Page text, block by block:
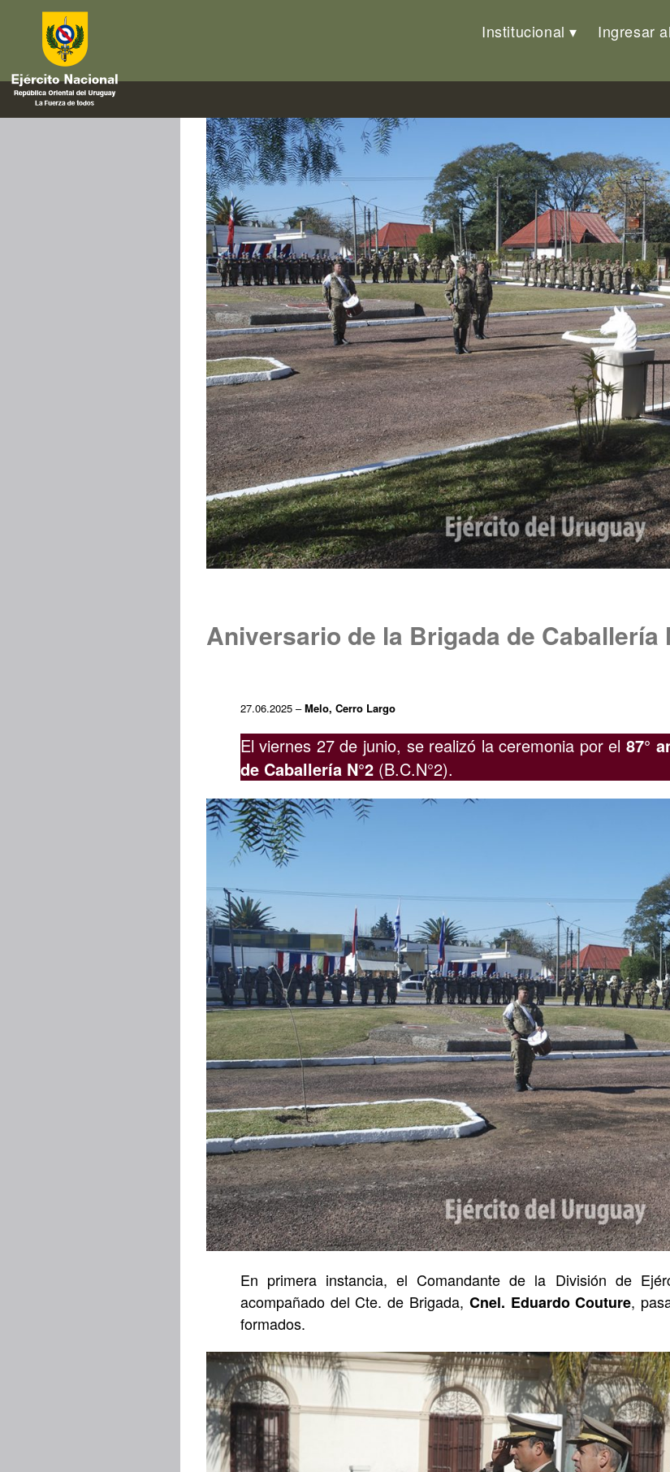
Institucional Ingresar
Aniversario de la Brigada de Caballería
27.06.2025 –Melo, Cerro Largo
El viernes 27 de junio, se realizó la ceremonia por el 87°
de Caballería N°2(B.C.N°2).
En primera instancia, el Comandante de la División de
acompañado del Cte. de Brigada, Cnel. Eduardo Couture,
formados.